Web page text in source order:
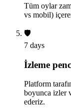
Tüm oylar
vs mobil)
🛡️
7 days
İzleme
Platform
boyunca izler
ederiz.